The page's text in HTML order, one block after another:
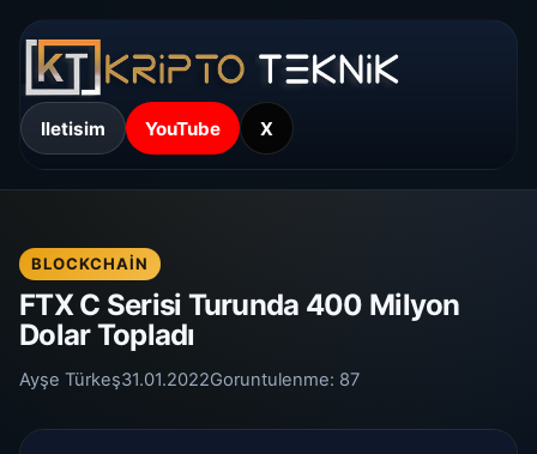
Iletisim YouTube X
BLOCKCHAIN
FTX C Serisi Turunda 400 Milyon
Dolar Topladı
Ayşe Türkeş31.01.2022Goruntulenme: 87